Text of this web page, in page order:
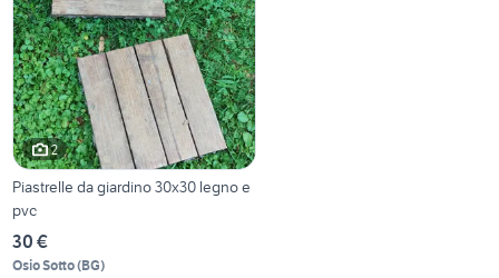
2
Piastrelle da giardino 30x30 legno e
pvc
30 €
Osio Sotto(BG)